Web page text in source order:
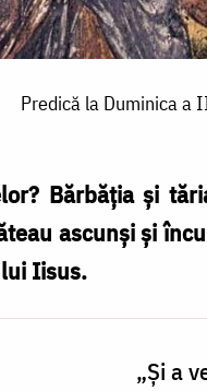
Predică la Duminica a
Bărbăţia şi
ascunşi şi
Iisus.
„Şi a